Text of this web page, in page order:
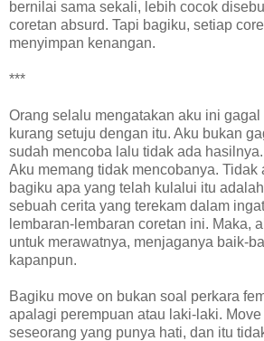
bernilai sama sekali, lebih cocok
coretan absurd. Tapi bagiku, setiap
menyimpan kenangan.
***
Orang selalu mengatakan aku ini gagal
kurang setuju dengan itu. Aku bukan
sudah mencoba lalu tidak ada
Aku memang tidak mencobanya. Tidak
bagiku apa yang telah kulalui itu
sebuah cerita yang terekam dalam
lembaran-lembaran coretan ini. Maka,
untuk merawatnya, menjaganya baik-
kapanpun.
Bagiku move on bukan soal perkara
apalagi perempuan atau laki-laki.
seseorang yang punya hati, dan itu